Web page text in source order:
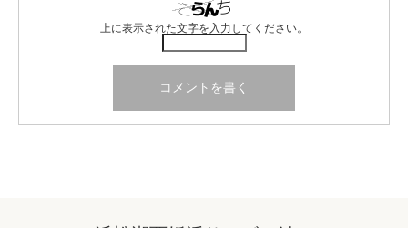
上に表示された文字を入力してください。